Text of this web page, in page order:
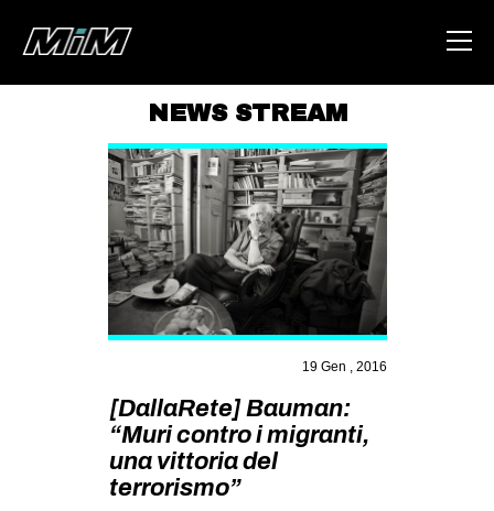
ABOUT
AREA
DEGENERAZIONE
GAZA FREESTYLE
STUDENTI TSUNAMI
ZAM
NEWS STREAM
19 Gen , 2016
[DallaRete] Bauman:
“Muri contro i migranti,
una vittoria del
terrorismo”